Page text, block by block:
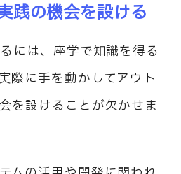
践の機会を設ける
には、座学で知識を得る
際に手を動かしてアウト
を設けることが欠かせま